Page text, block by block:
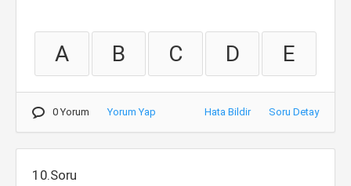
A B C D E
0 Yorum Yorum Yap Hata Bildir Soru Detay
10.Soru